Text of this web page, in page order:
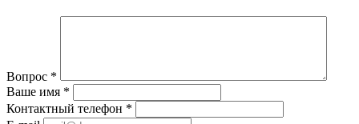
Вопрос *
Ваше имя *
Контактный телефон *